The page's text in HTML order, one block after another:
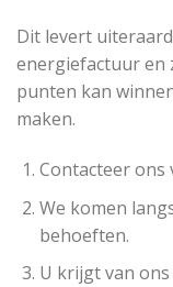
Dit levert
energiefactuur en
punten kan
maken.
Contacteer ons
We komen
behoeften.
U krijgt van